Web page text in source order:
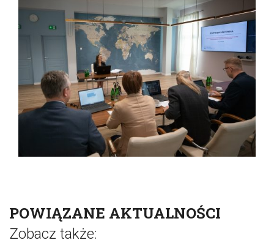
POWIĄZANE AKTUALNOŚCI
Zobacz także: